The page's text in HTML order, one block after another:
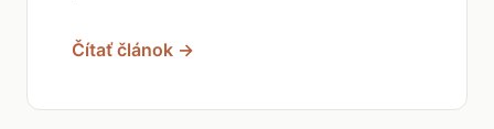
Čítať článok →